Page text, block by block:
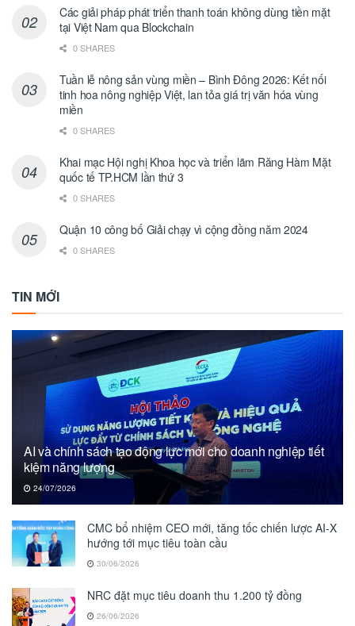
Các giải pháp phát triển thanh toán không dùng tiền mặt
tại Việt Nam qua Blockchain
0 SHARES
Tuần lễ nông sản vùng miền – Bình Đông 2026: Kết nối
tinh hoa nông nghiệp Việt, lan tỏa giá trị văn hóa vùng
miền
0 SHARES
Khai mạc Hội nghị Khoa học và triển lãm Răng Hàm Mặt
quốc tế TP.HCM lần thứ 3
0 SHARES
Quận 10 công bố Giải chạy vì cộng đồng năm 2024
0 SHARES
TIN MỚI
AI và chính sách tạo động lực mới cho doanh nghiệp tiết
kiệm năng lượng
24/07/2026
CMC bổ nhiệm CEO mới, tăng tốc chiến lược AI-X
hướng tới mục tiêu toàn cầu
30/06/2026
NRC đặt mục tiêu doanh thu 1.200 tỷ đồng
26/06/2026